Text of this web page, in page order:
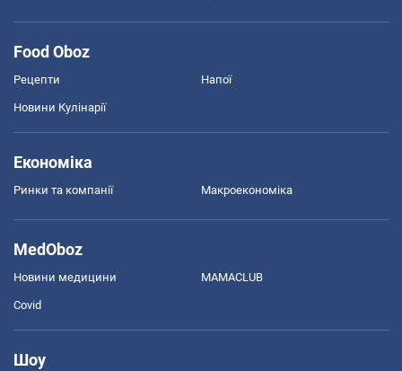
Food Oboz
Рецепти Напої
Новини Кулінарії
Економіка
Ринки та компанії Макроекономіка
MedOboz
Новини медицини MAMACLUB
Covid
Шоу